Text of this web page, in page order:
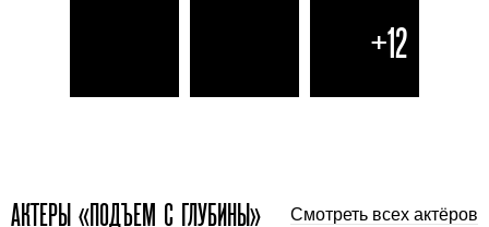
+12
АКТЕРЫ «ПОДЪЕМ С ГЛУБИНЫ» Смотреть всех актёров